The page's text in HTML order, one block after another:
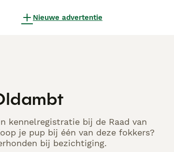
Nieuwe advertentie
kennelregistratie bij de Raad van
je pup bij één van deze fokkers?
bij bezichtiging.